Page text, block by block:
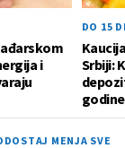
i
DO 15
Srbiji:
MENJA SVE